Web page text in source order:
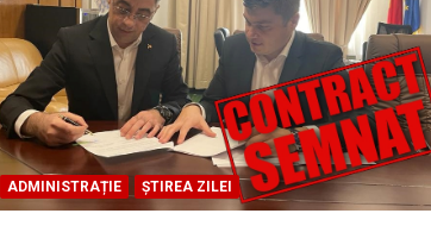
ADMINISTRAȚIE ȘTIREA ZILEI